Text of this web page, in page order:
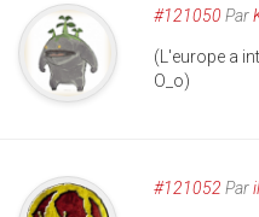
#121050 Par
(L'europe a
O_o)
#121052 Par